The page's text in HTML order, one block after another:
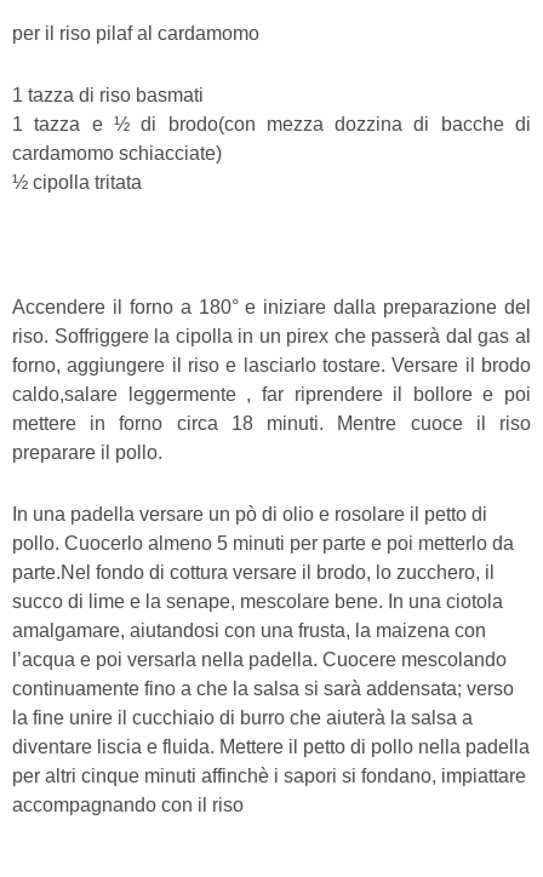
per il riso pilaf al cardamomo
1 tazza di riso basmati
1 tazza e ½ di brodo(con mezza dozzina di bacche di
cardamomo schiacciate)
½ cipolla tritata
Accendere il forno a 180° e iniziare dalla preparazione del
riso. Soffriggere la cipolla in un pirex che passerà dal gas al
forno, aggiungere il riso e lasciarlo tostare. Versare il brodo
caldo,salare leggermente , far riprendere il bollore e poi
mettere in forno circa 18 minuti. Mentre cuoce il riso
preparare il pollo.
In una padella versare un pò di olio e rosolare il petto di
pollo. Cuocerlo almeno 5 minuti per parte e poi metterlo da
parte.Nel fondo di cottura versare il brodo, lo zucchero, il
succo di lime e la senape, mescolare bene. In una ciotola
amalgamare, aiutandosi con una frusta, la maizena con
l’acqua e poi versarla nella padella. Cuocere mescolando
continuamente fino a che la salsa si sarà addensata; verso
la fine unire il cucchiaio di burro che aiuterà la salsa a
diventare liscia e fluida. Mettere il petto di pollo nella padella
per altri cinque minuti affinchè i sapori si fondano, impiattare
accompagnando con il riso